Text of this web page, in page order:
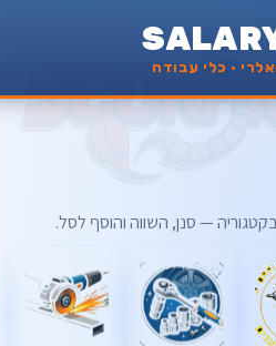
· כלי עבודה
— סנן, השווה והוסף לסל.